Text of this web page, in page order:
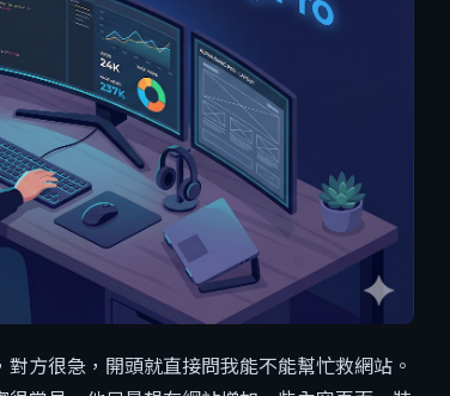
方很急，開頭就直接問我能不能幫忙救網站。